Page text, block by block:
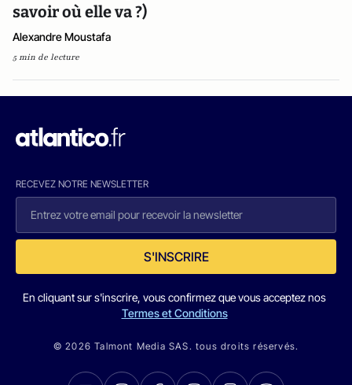
savoir où elle va ?)
Alexandre Moustafa
5 min de lecture
RECEVEZ NOTRE NEWSLETTER
S'INSCRIRE
En cliquant sur s'inscrire, vous confirmez que vous acceptez nos
Termes et Conditions
© 2026 Talmont Media SAS. tous droits réservés.